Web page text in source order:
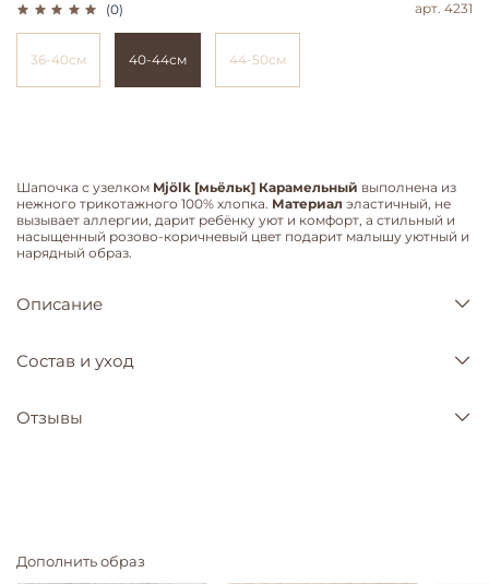
(0) арт. 4231
36-40см 40-44см 44-50см
Шапочка с узелком Mjölk [мьёльк] Карамельный выполнена из
нежного трикотажного 100% хлопка. Материал эластичный, не
вызывает аллергии, дарит ребёнку уют и комфорт, а стильный и
насыщенный розово-коричневый цвет подарит малышу уютный и
нарядный образ.
Описание
Состав и уход
Отзывы
Дополнить образ